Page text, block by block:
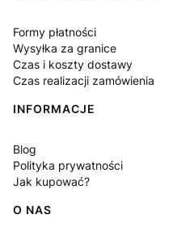
Formy płatności
Wysyłka za granice
Czas i koszty dostawy
Czas realizacji zamówienia
INFORMACJE
Blog
Polityka prywatności
Jak kupować?
O NAS